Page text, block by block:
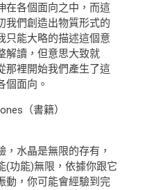
在各個面向之中，而這
我們創造出物質形式的
只能大略的描述這個意
解讀，但意思大致就
那裡開始我們產生了這
個面向。
（書籍）
水晶是無限的存有，
(功能)無限，依據你跟它
動，你可能會經驗到完